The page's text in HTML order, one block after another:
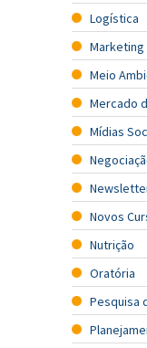
Logística
Marketing
Meio
Mercado
Mídias
Novos
Nutrição
Oratória
Pesquisa